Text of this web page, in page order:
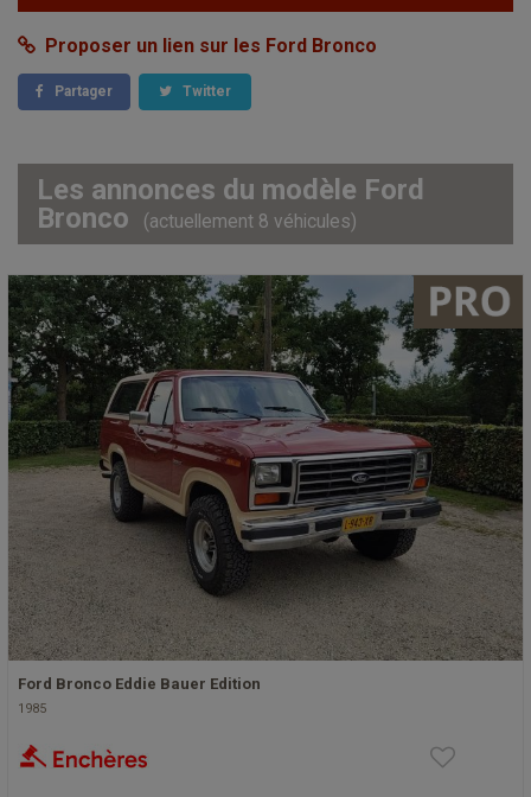
Proposer un lien sur les Ford Bronco
Partager Twitter
Les annonces du modèle Ford
Bronco
(actuellement 8 véhicules)
Ford Bronco Eddie Bauer Edition
1985